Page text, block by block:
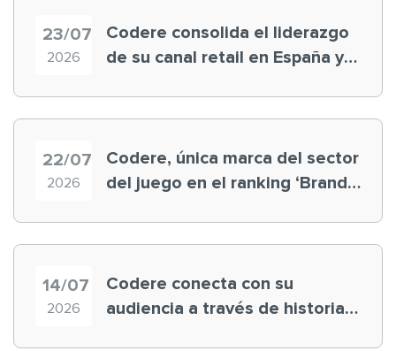
23/07
2026
Codere consolida el liderazgo
de su canal retail en España y
22/07
2026
Codere, única marca del sector
del juego en el ranking ‘Brand
14/07
2026
Codere conecta con su
audiencia a través de historias